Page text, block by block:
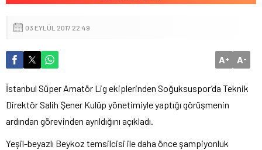
03 EYLÜL 2017 22:49
A+ A-
İstanbul Süper Amatör Lig ekiplerinden Soğuksuspor’da Teknik
Direktör Salih Şener Kulüp yönetimiyle yaptığı görüşmenin
ardından görevinden ayrıldığını açıkladı.
Yeşil-beyazlı Beykoz temsilcisi ile daha önce şampiyonluk